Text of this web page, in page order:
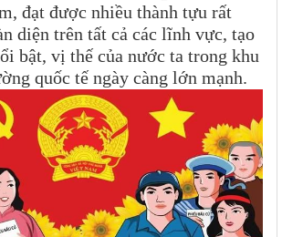
đạt được nhiều thành tựu rất
diện trên tất cả các lĩnh vực, tạo
bật, vị thế của nước ta trong khu
quốc tế ngày càng lớn mạnh.